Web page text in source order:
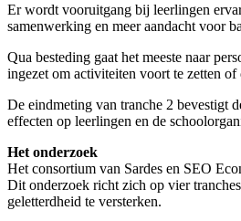
Er wordt vooruitgang bij leerlingen
samenwerking en meer aandacht voor
Qua besteding gaat het meeste naar
ingezet om activiteiten voort te zetten
De eindmeting van tranche 2 bevestigt
effecten op leerlingen en de
Het onderzoek
Het consortium van Sardes en SEO
Dit onderzoek richt zich op vier
geletterdheid te versterken.